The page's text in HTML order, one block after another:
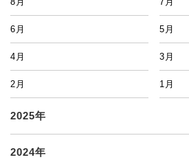
6月 5月
4月 3月
2月 1月
2025年
2024年